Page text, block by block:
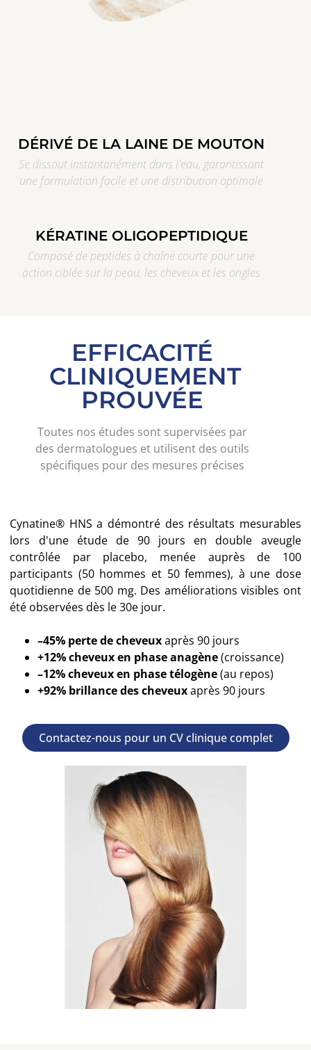
DÉRIVÉ DE LA LAINE DE MOUTON
Se dissout instantanément dans l'eau, garantissant
une formulation facile et une distribution optimale
KÉRATINE OLIGOPEPTIDIQUE
Composé de peptides à chaîne courte pour une
action ciblée sur la peau, les cheveux et les ongles
EFFICACITÉ
CLINIQUEMENT
PROUVÉE
Toutes nos études sont supervisées par
des dermatologues et utilisent des outils
spécifiques pour des mesures précises
Cynatine® HNS a démontré des résultats mesurables
lors d'une étude de 90 jours en double aveugle
contrôlée par placebo, menée auprès de 100
participants (50 hommes et 50 femmes), à une dose
quotidienne de 500 mg. Des améliorations visibles ont
été observées dès le 30e jour.
–45% perte de cheveuxaprès 90 jours
+12% cheveux en phase anagène(croissance)
–12% cheveux en phase télogène(au repos)
+92% brillance des cheveuxaprès 90 jours
Contactez-nous pour un CV clinique complet